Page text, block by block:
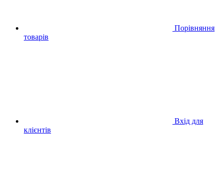
Порівняння
товарів
Вхід для
клієнтів